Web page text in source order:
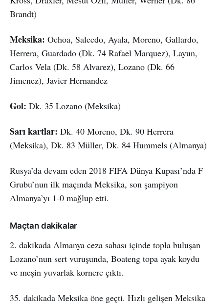
Brandt)
Meksika: Ochoa, Salcedo, Ayala, Moreno, Gallardo,
Herrera, Guardado (Dk. 74 Rafael Marquez), Layun,
Carlos Vela (Dk. 58 Alvarez), Lozano (Dk. 66
Jimenez), Javier Hernandez
Gol: Dk. 35 Lozano (Meksika)
Sarı kartlar: Dk. 40 Moreno, Dk. 90 Herrera
(Meksika), Dk. 83 Müller, Dk. 84 Hummels (Almanya)
Rusya’da devam eden 2018 FIFA Dünya Kupası’nda F
Grubu’nun ilk maçında Meksika, son şampiyon
Almanya’yı 1-0 mağlup etti.
Maçtan dakikalar
2. dakikada Almanya ceza sahası içinde topla buluşan
Lozano’nun sert vuruşunda, Boateng topa ayak koydu
ve meşin yuvarlak kornere çıktı.
35. dakikada Meksika öne geçti. Hızlı gelişen Meksika